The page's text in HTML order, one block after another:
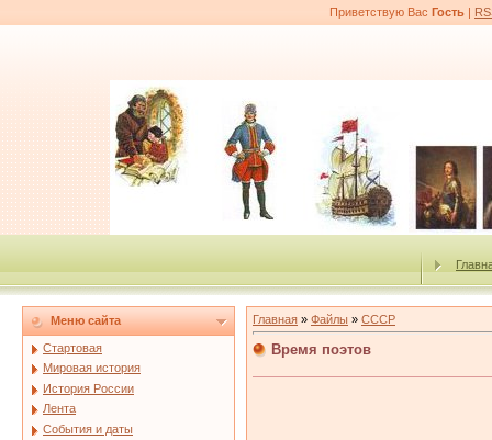
Приветствую Вас Гость |
Меню сайта
Стартовая
Мировая история
История России
Лента
События и даты
Главная » Файлы » СССР
Время поэтов